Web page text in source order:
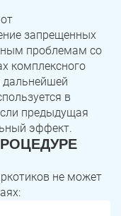
запрещенных
проблемам со
комплексного
дальнейшей
в
предыдущая
эффект.
не может